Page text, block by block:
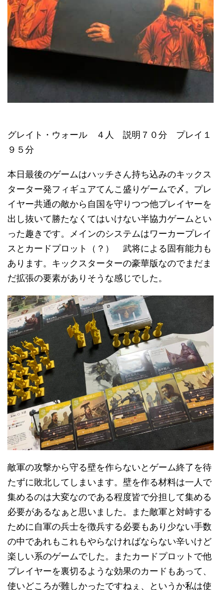
グレイト・ウォール ４人 説明７０分 プレイ１
９５分
本日最後のゲームはハッチさん持ち込みのキックス
ターター発フィギュアてんこ盛りゲームで〆。プレ
イヤー共通の敵から自国を守りつつ他プレイヤーを
出し抜いて勝たなくてはいけない半協力ゲームとい
った趣きです。メインのシステムはワーカープレイ
スとカードプロット（？） 武将による固有能力も
あります。キックスターターの豪華版なのでまだま
だ拡張の要素がありそうな感じでした。
敵軍の攻撃から守る壁を作らないとゲーム終了を待
たずに敗北してしまいます。壁を作る材料は一人で
集めるのは大変なのである程度皆で分担して集める
必要があるなぁと思いました。また敵軍と対峙する
ために自軍の兵士を徴兵する必要もあり少ない手数
の中であれもこれもやらなければならない辛いけど
楽しい系のゲームでした。またカードプロットで他
プレイヤーを裏切るような効果のカードもあって、
使いどころが難しかったですねぇ、というか私は使